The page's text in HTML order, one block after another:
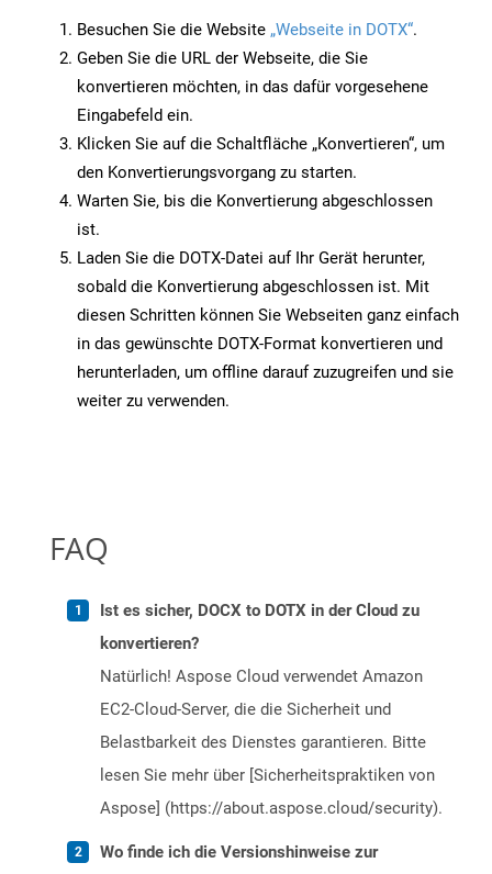
Besuchen Sie die Website „Webseite in DOTX“.
Geben Sie die URL der Webseite, die Sie
konvertieren möchten, in das dafür vorgesehene
Eingabefeld ein.
Klicken Sie auf die Schaltfläche „Konvertieren“, um
den Konvertierungsvorgang zu starten.
Warten Sie, bis die Konvertierung abgeschlossen
ist.
Laden Sie die DOTX-Datei auf Ihr Gerät herunter,
sobald die Konvertierung abgeschlossen ist. Mit
diesen Schritten können Sie Webseiten ganz einfach
in das gewünschte DOTX-Format konvertieren und
herunterladen, um offline darauf zuzugreifen und sie
weiter zu verwenden.
FAQ
Ist es sicher, DOCX to DOTX in der Cloud zu
konvertieren?
Natürlich! Aspose Cloud verwendet Amazon
EC2-Cloud-Server, die die Sicherheit und
Belastbarkeit des Dienstes garantieren. Bitte
lesen Sie mehr über [Sicherheitspraktiken von
Aspose] (https://about.aspose.cloud/security).
Wo finde ich die Versionshinweise zur